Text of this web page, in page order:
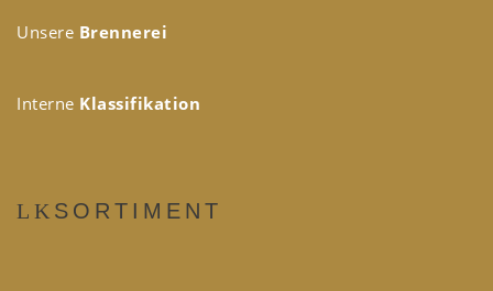
Unsere Brennerei
Interne Klassifikation
SORTIMENT